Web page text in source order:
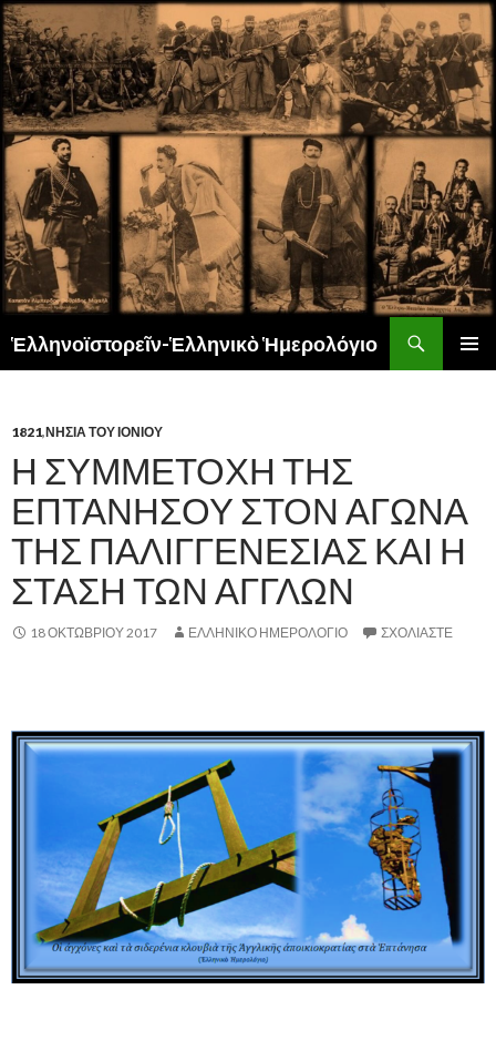
Ἑλληνοϊστορεῖν-Ἑλληνικὸ Ἡμερολόγιο
1821,ΝΗΣΙΑ ΤΟΥ ΙΟΝΙΟΥ
Η ΣΥΜΜΕΤΟΧΗ ΤΗΣ
ΕΠΤΑΝΗΣΟΥ ΣΤΟΝ ΑΓΩΝΑ
ΤΗΣ ΠΑΛΙΓΓΕΝΕΣΙΑΣ ΚΑΙ Η
ΣΤΑΣΗ ΤΩΝ ΑΓΓΛΩΝ
18 ΟΚΤΩΒΡΊΟΥ 2017 ΕΛΛΗΝΙΚΟ ΗΜΕΡΟΛΟΓΙΟ ΣΧΟΛΙΆΣΤΕ